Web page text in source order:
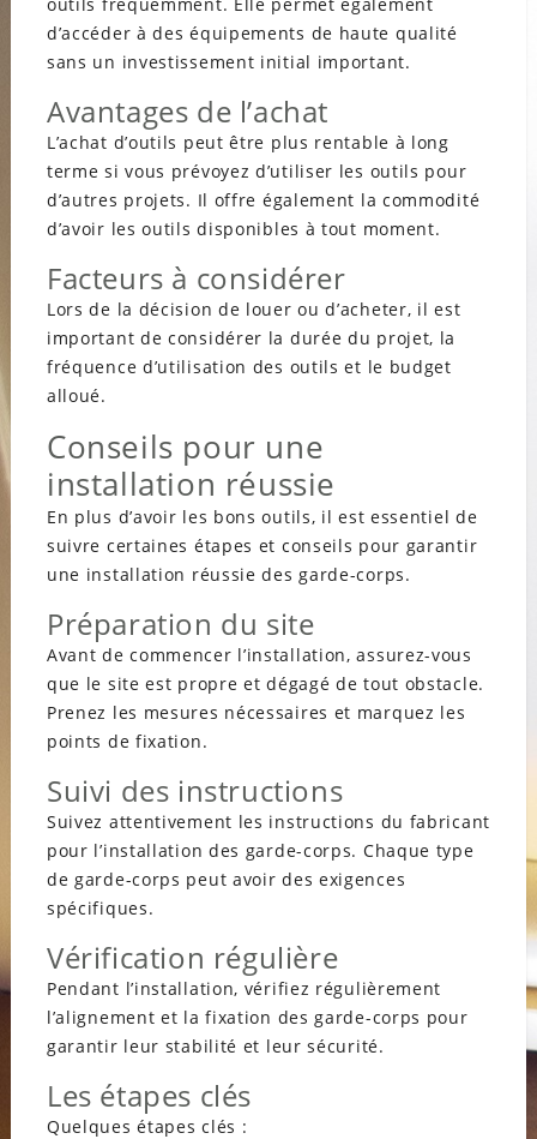
d’accéder à des équipements de haute qualité
sans un investissement initial important.
Avantages de l’achat
L’achat d’outils peut être plus rentable à long
terme si vous prévoyez d’utiliser les outils pour
d’autres projets. Il offre également la commodité
d’avoir les outils disponibles à tout moment.
Facteurs à considérer
Lors de la décision de louer ou d’acheter, il est
important de considérer la durée du projet, la
fréquence d’utilisation des outils et le budget
alloué.
Conseils pour une
installation réussie
En plus d’avoir les bons outils, il est essentiel de
suivre certaines étapes et conseils pour garantir
une installation réussie des garde-corps.
Préparation du site
Avant de commencer l’installation, assurez-vous
que le site est propre et dégagé de tout obstacle.
Prenez les mesures nécessaires et marquez les
points de fixation.
Suivi des instructions
Suivez attentivement les instructions du fabricant
pour l’installation des garde-corps. Chaque type
de garde-corps peut avoir des exigences
spécifiques.
Vérification régulière
Pendant l’installation, vérifiez régulièrement
l’alignement et la fixation des garde-corps pour
garantir leur stabilité et leur sécurité.
Les étapes clés
Quelques étapes clés :